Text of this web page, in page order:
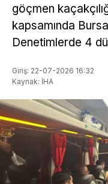
göçmen
kapsamında
Denetimlerde 4
Giriş: 22-07-2026 16:32
Kaynak: İHA